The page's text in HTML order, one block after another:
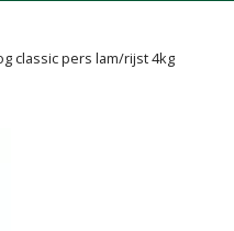
classic pers lam/rijst 4kg